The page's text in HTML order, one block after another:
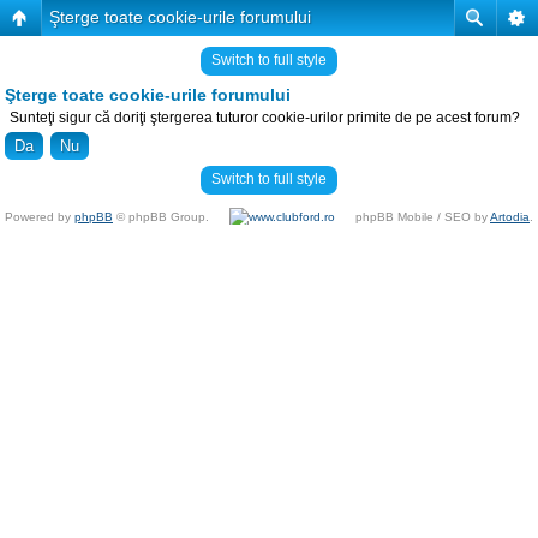
Şterge toate cookie-urile forumului
Switch to full style
Şterge toate cookie-urile forumului
Sunteţi sigur că doriţi ştergerea tuturor cookie-urilor primite de pe acest forum?
Switch to full style
Powered by phpBB © phpBB Group. phpBB Mobile / SEO byArtodia